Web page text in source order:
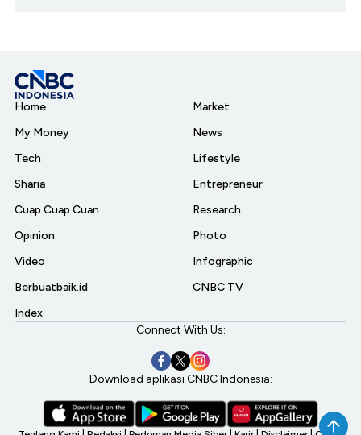
Home
My Money
Tech
Sharia
Cuap Cuap Cuan
Opinion
Video
Berbuatbaik.id
Index
Market
News
Lifestyle
Entrepreneur
Research
Photo
Infographic
CNBC TV
Connect With Us:
Download aplikasi CNBC Indonesia: